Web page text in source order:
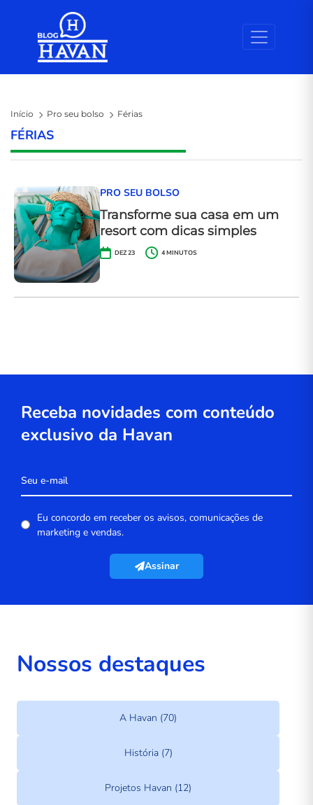
Início Pro seu bolso Férias
FÉRIAS
PRO SEU BOLSO
Transforme sua casa em um
resort com dicas simples
DEZ 23 4MINUTOS
Receba novidades com conteúdo
exclusivo da Havan
Eu concordo em receber os avisos, comunicações de
marketing e vendas.
Assinar
Nossos destaques
A Havan (70)
História (7)
Projetos Havan (12)